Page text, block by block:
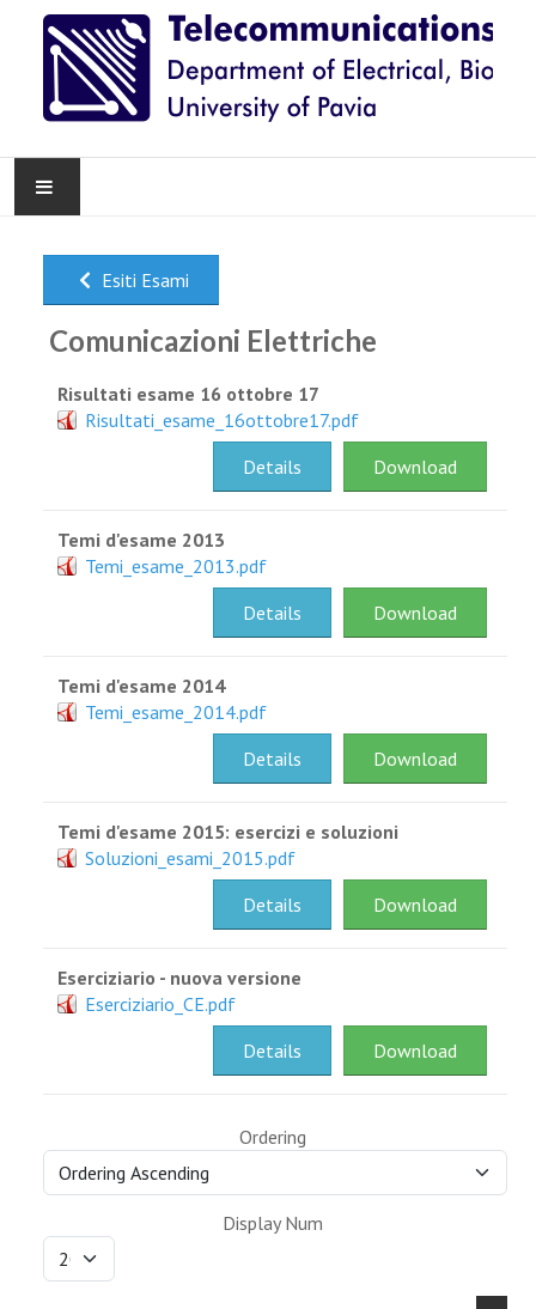
NEWS
TEACHING
KNOWLEDGE TRANSFER
PEOPLE
Esiti Esami
Comunicazioni Elettriche
Risultati esame 16 ottobre 17
Risultati_esame_16ottobre17.pdf
Download
Details
Temi d'esame 2013
Temi_esame_2013.pdf
Download
Details
Temi d'esame 2014
Temi_esame_2014.pdf
Download
Details
Temi d'esame 2015: esercizi e soluzioni
Soluzioni_esami_2015.pdf
Download
Details
Eserciziario - nuova versione
Eserciziario_CE.pdf
Download
Details
Ordering
Display Num